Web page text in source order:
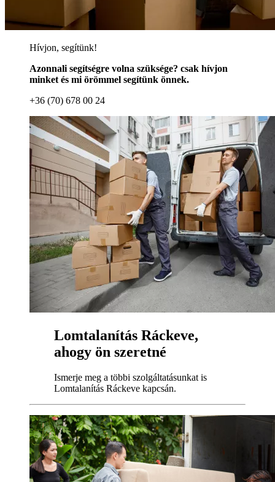
Hívjon, segítünk!
Azonnali segítségre volna szüksége? csak hívjon
minket és mi örömmel segítünk önnek.
+36 (70) 678 00 24
Lomtalanítás Ráckeve,
ahogy ön szeretné
Ismerje meg a többi szolgáltatásunkat is
Lomtalanítás Ráckeve kapcsán.